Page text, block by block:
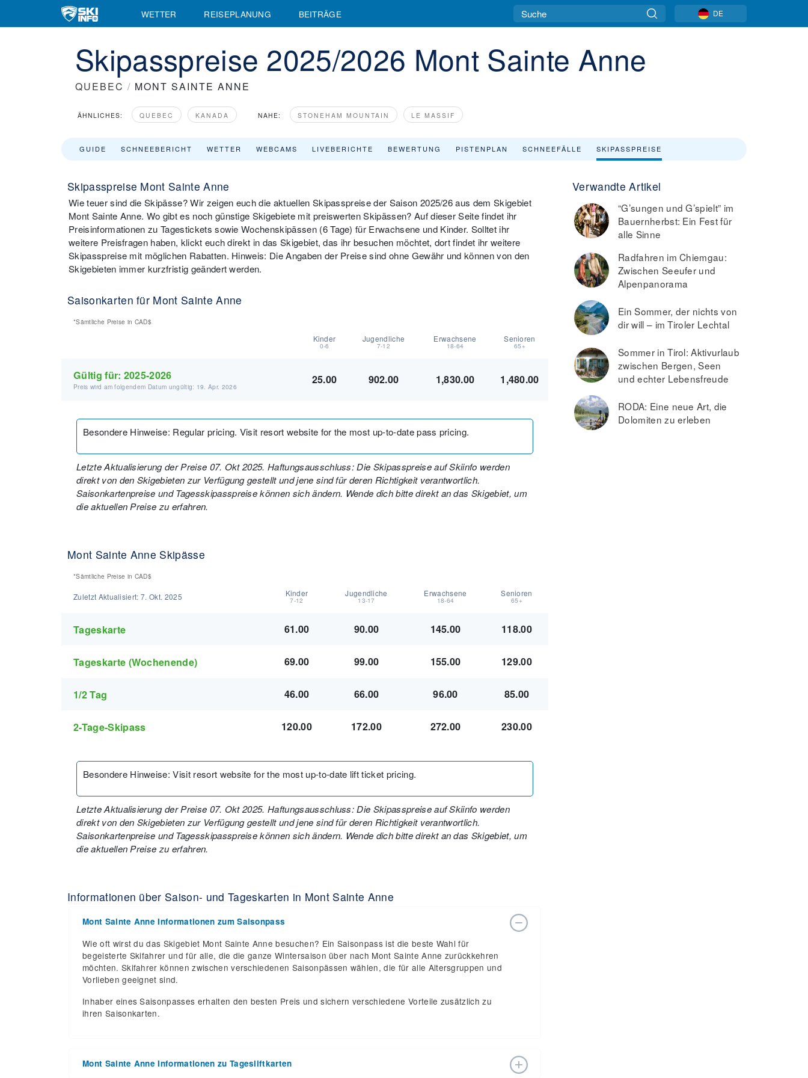
WETTER REISEPLANUNG BEITRÄGE DE
Skipasspreise 2025/2026 Mont Sainte Anne
QUEBEC / MONT SAINTE ANNE
ÄHNLICHES: QUEBEC KANADA NAHE: STONEHAM MOUNTAIN LE MASSIF
GUIDE SCHNEEBERICHT WETTER WEBCAMS LIVEBERICHTE BEWERTUNG PISTENPLAN SCHNEEFÄLLE SKIPASSPREISE
Skipasspreise Mont Sainte Anne
Wie teuer sind die Skipässe? Wir zeigen euch die aktuellen Skipasspreise der Saison 2025/26 aus dem Skigebiet
Mont Sainte Anne. Wo gibt es noch günstige Skigebiete mit preiswerten Skipässen? Auf dieser Seite findet ihr
Preisinformationen zu Tagestickets sowie Wochenskipässen (6 Tage) für Erwachsene und Kinder. Solltet ihr
weitere Preisfragen haben, klickt euch direkt in das Skigebiet, das ihr besuchen möchtet, dort findet ihr weitere
Skipasspreise mit möglichen Rabatten. Hinweis: Die Angaben der Preise sind ohne Gewähr und können von den
Skigebieten immer kurzfristig geändert werden.
Saisonkarten für Mont Sainte Anne
*Sämtliche Preise in CAD$
Kinder
0-6
Jugendliche
7-12
Erwachsene
18-64
Senioren
65+
Gültig für: 2025-2026
Preis wird am folgendem Datum ungültig: 19. Apr. 2026
25.00 902.00 1,830.00 1,480.00
Besondere Hinweise: Regular pricing. Visit resort website for the most up-to-date pass pricing.
Letzte Aktualisierung der Preise 07. Okt 2025. Haftungsausschluss: Die Skipasspreise auf Skiinfo werden
direkt von den Skigebieten zur Verfügung gestellt und jene sind für deren Richtigkeit verantwortlich.
Saisonkartenpreise und Tagesskipasspreise können sich ändern. Wende dich bitte direkt an das Skigebiet, um
die aktuellen Preise zu erfahren.
Mont Sainte Anne Skipässe
*Sämtliche Preise in CAD$
Zuletzt Aktualisiert:7. Okt. 2025 Kinder
7-12
Jugendliche
13-17
Erwachsene
18-64
Senioren
65+
Tageskarte 61.00 90.00 145.00 118.00
Tageskarte (Wochenende) 69.00 99.00 155.00 129.00
1/2 Tag 46.00 66.00 96.00 85.00
2-Tage-Skipass 120.00 172.00 272.00 230.00
Besondere Hinweise:Visit resort website for the most up-to-date lift ticket pricing.
Letzte Aktualisierung der Preise 07. Okt 2025. Haftungsausschluss: Die Skipasspreise auf Skiinfo werden
direkt von den Skigebieten zur Verfügung gestellt und jene sind für deren Richtigkeit verantwortlich.
Saisonkartenpreise und Tagesskipasspreise können sich ändern. Wende dich bitte direkt an das Skigebiet, um
die aktuellen Preise zu erfahren.
Informationen über Saison- und Tageskarten in Mont Sainte Anne
Mont Sainte Anne Informationen zum Saisonpass
Wie oft wirst du das Skigebiet Mont Sainte Anne besuchen? Ein Saisonpass ist die beste Wahl für
begeisterte Skifahrer und für alle, die die ganze Wintersaison über nach Mont Sainte Anne zurückkehren
möchten. Skifahrer können zwischen verschiedenen Saisonpässen wählen, die für alle Altersgruppen und
Vorlieben geeignet sind.
Inhaber eines Saisonpasses erhalten den besten Preis und sichern verschiedene Vorteile zusätzlich zu
ihren Saisonkarten.
Mont Sainte Anne Informationen zu Tagesliftkarten
Verwandte Artikel
“G’sungen und G’spielt” im
Bauernherbst: Ein Fest für
alle Sinne
Radfahren im Chiemgau:
Zwischen Seeufer und
Alpenpanorama
Ein Sommer, der nichts von
dir will – im Tiroler Lechtal
Sommer in Tirol: Aktivurlaub
zwischen Bergen, Seen
und echter Lebensfreude
RODA: Eine neue Art, die
Dolomiten zu erleben